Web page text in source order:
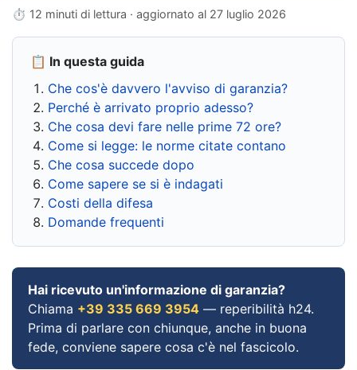
⏱ 12 minuti di lettura · aggiornato al 27 luglio 2026
📋 In questa guida
Che cos'è davvero l'avviso di garanzia?
Perché è arrivato proprio adesso?
Che cosa devi fare nelle prime 72 ore?
Come si legge: le norme citate contano
Che cosa succede dopo
Come sapere se si è indagati
Costi della difesa
Domande frequenti
Hai ricevuto un'informazione di garanzia?
Chiama +39 335 669 3954 — reperibilità h24.
Prima di parlare con chiunque, anche in buona
fede, conviene sapere cosa c'è nel fascicolo.